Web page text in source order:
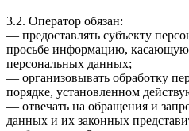
3.2. Оператор обязан:
— предоставлять субъекту
просьбе информацию,
персональных данных;
— организовывать обработку
порядке, установленном
— отвечать на обращения и
данных и их законных